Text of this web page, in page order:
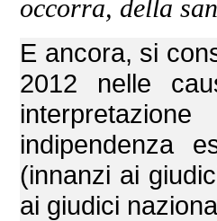
occorra, della
E ancora, si
2012 nelle
indipendenza
(innanzi ai
ai giudici